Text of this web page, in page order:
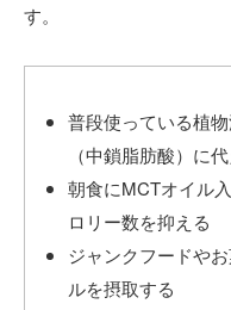
す。
普段使っている植
（中鎖脂肪酸）に
朝食にMCTオイル
ロリー数を抑える
ジャンクフードや
ルを摂取する